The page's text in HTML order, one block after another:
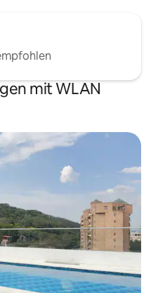
mit WLAN